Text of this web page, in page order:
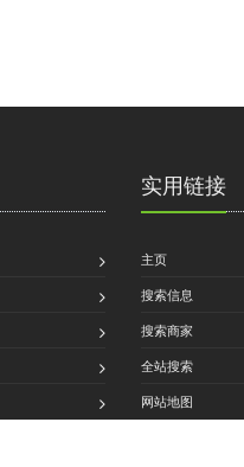
实用链接
主页
搜索信息
搜索商家
全站搜索
网站地图